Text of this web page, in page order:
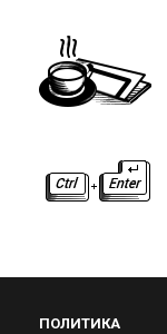
ПОЛИТИКА